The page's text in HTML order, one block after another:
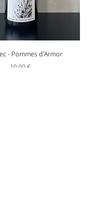
- Pommes d'Armor
Prix
10,00 €